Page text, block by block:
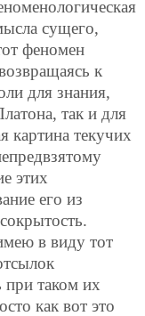
сущего,
феномен
к
для знания,
так и для
картина текучих
этих
его из
в виду тот
при таком их
как вот это